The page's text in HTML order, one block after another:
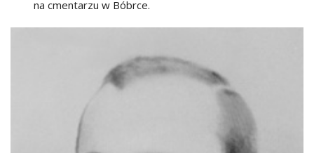
na cmentarzu w Bóbrce.